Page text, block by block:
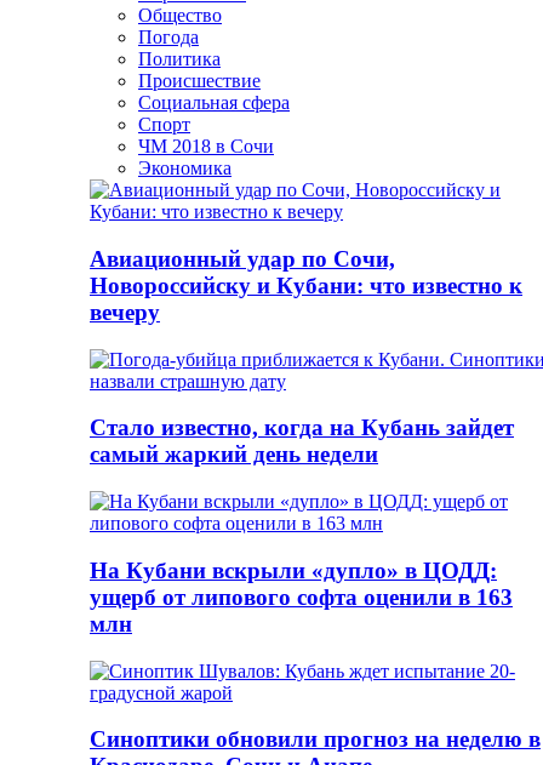
Общество
Погода
Политика
Происшествие
Социальная сфера
Спорт
ЧМ 2018 в Сочи
Экономика
Авиационный удар по Сочи,
Новороссийску и Кубани: что известно к
вечеру
Стало известно, когда на Кубань зайдет
самый жаркий день недели
На Кубани вскрыли «дупло» в ЦОДД:
ущерб от липового софта оценили в 163
млн
Синоптики обновили прогноз на неделю в